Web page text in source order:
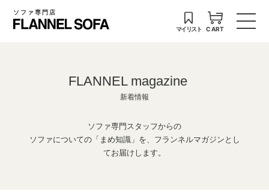
ソファ専門店
マイリスト CART
FLANNEL magazine
新着情報
ソファ専門スタッフからの
ソファについての「まめ知識」を、フランネルマガジンとし
てお届けします。